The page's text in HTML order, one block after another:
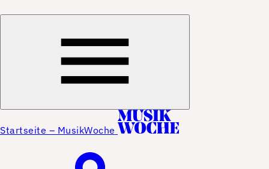
Startseite – MusikWoche